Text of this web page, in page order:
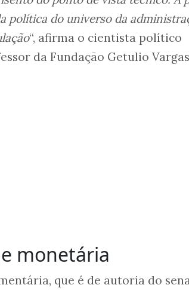
política do universo da
“, afirma o cientista político
da Fundação Getulio
monetária
que é de autoria do